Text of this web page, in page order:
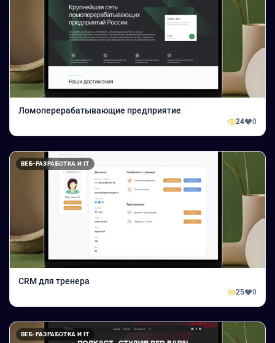
Ломоперерабатывающие предприятие
24 0
ВЕБ-РАЗРАБОТКА И IT
CRM для тренера
25 0
ВЕБ-РАЗРАБОТКА И IT